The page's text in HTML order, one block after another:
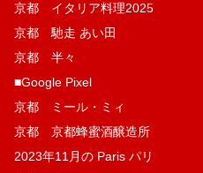
京都 イタリア料理2025
京都 馳走 あい田
京都 半々
■Google Pixel
京都 ミール・ミィ
京都 京都蜂蜜酒醸造所
2023年11月の Paris パリ